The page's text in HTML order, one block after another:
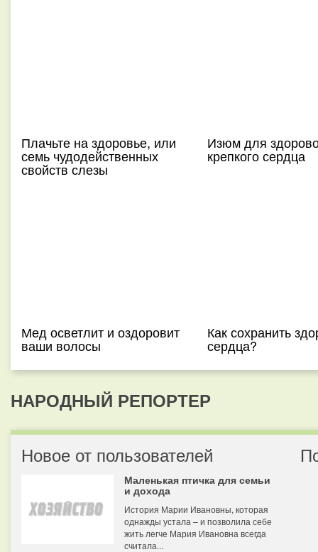
Плачьте на здоровье, или
семь чудодейственных
свойств слезы
Изюм для
крепкого сердца
Мед осветлит и оздоровит
ваши волосы
Как сохранить
сердца?
НАРОДНЫЙ РЕПОРТЕР
Новое от пользователей
Маленькая птичка для семьи
и дохода
История Марии Ивановны, которая
однажды устала – и позволила себе
жить легче Мария Ивановна всегда
считала...